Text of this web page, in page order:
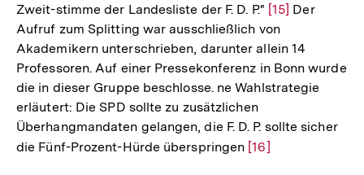
Zweit-stimme der Landesliste der F. D. P." Zur
Auflösung
der
Fußnote
[15] Der
Aufruf zum Splitting war ausschließlich von
Akademikern unterschrieben, darunter allein 14
Professoren. Auf einer Pressekonferenz in Bonn wurde
die in dieser Gruppe beschlosse. ne Wahlstrategie
erläutert: Die SPD sollte zu zusätzlichen
Überhangmandaten gelangen, die F. D. P. sollte sicher
die Fünf-Prozent-Hürde überspringen Zur
[16]